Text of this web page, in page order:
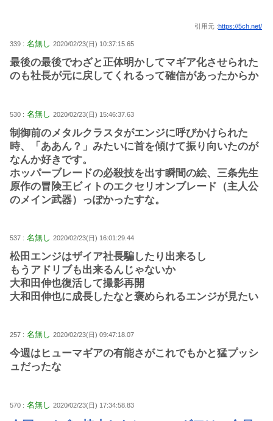
引用元 :https://5ch.net/
339 : 名無し 2020/02/23(日) 10:37:15.65
最後の最後でわざと正体明かしてマギア化させられた
のも社長が元に戻してくれるって確信があったからか
530 : 名無し 2020/02/23(日) 15:46:37.63
制御前のメタルクラスタがエンジに呼びかけられた
時、「ああん？」みたいに首を傾けて振り向いたのが
なんか好きです。
ホッパーブレードの必殺技を出す瞬間の絵、三条先生
原作の冒険王ビィトのエクセリオンブレード（主人公
のメイン武器）っぽかったすな。
537 : 名無し 2020/02/23(日) 16:01:29.44
松田エンジはザイア社長騙したり出来るし
もうアドリブも出来るんじゃないか
大和田伸也復活して撮影再開
大和田伸也に成長したなと褒められるエンジが見たい
257 : 名無し 2020/02/23(日) 09:47:18.07
今週はヒューマギアの有能さがこれでもかと猛プッシ
ュだったな
570 : 名無し 2020/02/23(日) 17:34:58.83